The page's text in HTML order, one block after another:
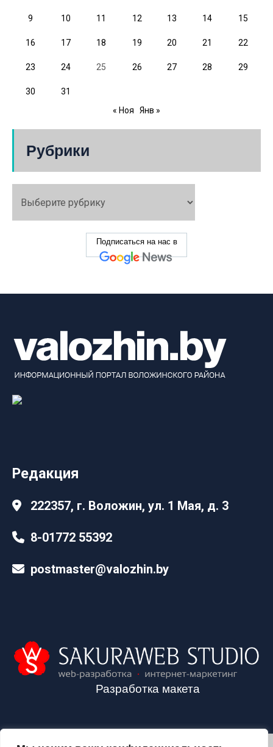
9 10 11 12 13 14 15
16 17 18 19 20 21 22
23 24 25 26 27 28 29
30
31
« Ноя
Янв »
Рубрики
Подписаться на нас в
Редакция
222357, г. Воложин, ул. 1 Мая, д. 3
8-01772 55392
postmaster@valozhin.by
Разработка макета